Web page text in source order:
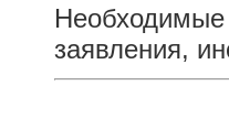
заявления,